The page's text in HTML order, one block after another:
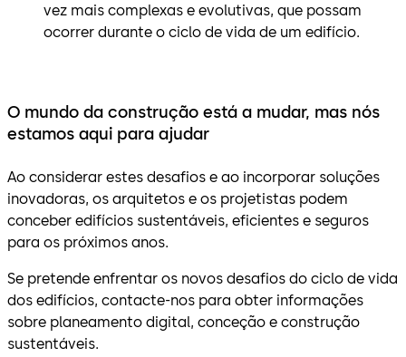
vez mais complexas e evolutivas, que possam
ocorrer durante o ciclo de vida de um edifício.
O mundo da construção está a mudar, mas nós
estamos aqui para ajudar
Ao considerar estes desafios e ao incorporar soluções
inovadoras, os arquitetos e os projetistas podem
conceber edifícios sustentáveis, eficientes e seguros
para os próximos anos.
Se pretende enfrentar os novos desafios do ciclo de vida
dos edifícios, contacte-nos para obter informações
sobre planeamento digital, conceção e construção
sustentáveis.